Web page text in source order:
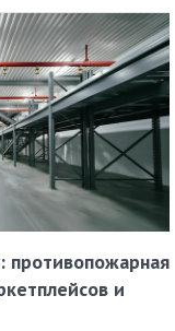
противопожарная
и